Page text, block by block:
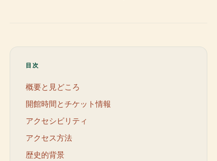
目次
概要と見どころ
開館時間とチケット情報
アクセシビリティ
アクセス方法
歴史的背景